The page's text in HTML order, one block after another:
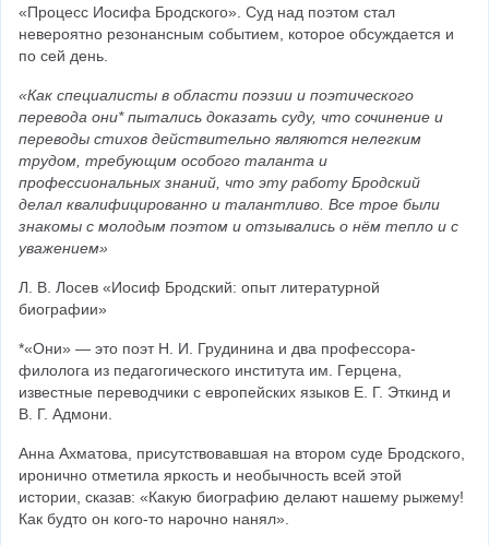
«Процесс Иосифа Бродского». Суд над поэтом стал
невероятно резонансным событием, которое обсуждается и
по сей день.
«Как специалисты в области поэзии и поэтического
перевода они* пытались доказать суду, что сочинение и
переводы стихов действительно являются нелегким
трудом, требующим особого таланта и
профессиональных знаний, что эту работу Бродский
делал квалифицированно и талантливо. Все трое были
знакомы с молодым поэтом и отзывались о нём тепло и с
уважением»
Л. В. Лосев «Иосиф Бродский: опыт литературной
биографии»
*«Они» — это поэт Н. И. Грудинина и два профессора-
филолога из педагогического института им. Герцена,
известные переводчики с европейских языков Е. Г. Эткинд и
В. Г. Адмони.
Анна Ахматова, присутствовавшая на втором суде Бродского,
иронично отметила яркость и необычность всей этой
истории, сказав: «Какую биографию делают нашему рыжему!
Как будто он кого-то нарочно нанял».